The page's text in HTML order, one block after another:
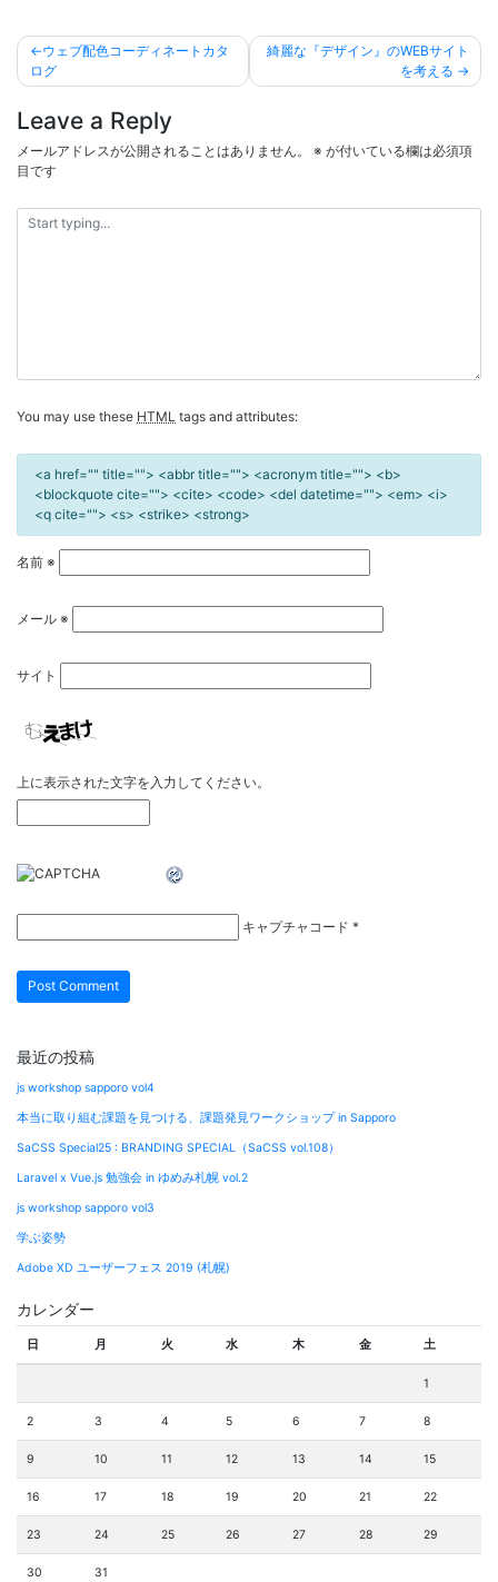
投
稿
ナ
ビ
ゲ
ー
シ
ウェブ配色コーディネートカタ
ログ
綺麗な『デザイン』のWEBサイト
を考える
Leave a Reply
メールアドレスが公開されることはありません。 ※ が付いている欄は必須項
目です
You may use these HTML tags and attributes:
<a href="" title=""> <abbr title=""> <acronym title=""> <b>
<blockquote cite=""> <cite> <code> <del datetime=""> <em> <i>
<q cite=""> <s> <strike> <strong>
名前 ※
メール ※
サイト
上に表示された文字を入力してください。
キャプチャコード *
最近の投稿
js workshop sapporo vol4
本当に取り組む課題を見つける、課題発見ワークショップ in Sapporo
SaCSS Special25 : BRANDING SPECIAL（SaCSS vol.108）
Laravel x Vue.js 勉強会 in ゆめみ札幌 vol.2
js workshop sapporo vol3
学ぶ姿勢
Adobe XD ユーザーフェス 2019 (札幌)
カレンダー
日 月 火 水 木 金 土
1
2 3 4 5 6 7 8
9 10 11 12 13 14 15
16 17 18 19 20 21 22
23 24 25 26 27 28 29
30 31